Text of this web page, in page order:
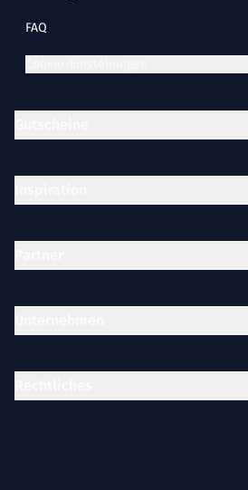
FAQ